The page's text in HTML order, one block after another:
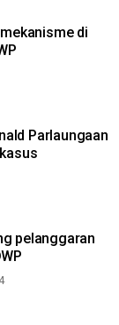
di
Parlaungaan
pelanggaran